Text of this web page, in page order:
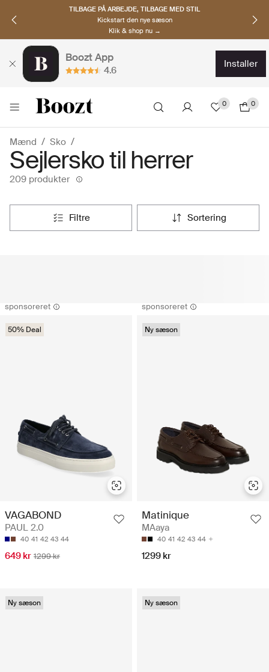
OPDAG NORDISKE BRANDS
Must-haves til den nye sæson
Klik & shop nu →
Boozt App
4.6
installer
0 0
Mænd Sko
Sejlersko til herrer
209 produkter
filtre sortering
sponsoreret
50% Deal
VAGABOND
PAUL 2.0
40 41 42 43 44
649 kr 1299 kr
sponsoreret
Ny sæson
Matinique
MAaya
40 41 42 43 44
1299 kr
Ny sæson Ny sæson